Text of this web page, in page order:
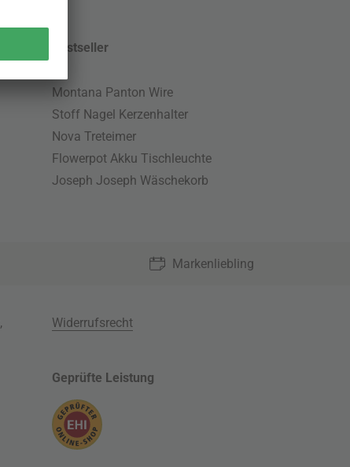
Bestseller
Montana Panton Wire
Stoff Nagel Kerzenhalter
Nova Treteimer
Flowerpot Akku Tischleuchte
Joseph Joseph Wäschekorb
Markenliebling
,
Widerrufsrecht
Geprüfte Leistung